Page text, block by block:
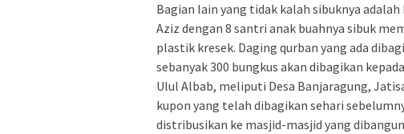
Bagian lain yang tidak kalah sibuknya
Aziz dengan 8 santri anak buahnya sibuk
plastik kresek. Daging qurban yang ada
sebanyak 300 bungkus akan dibagikan
Ulul Albab, meliputi Desa Banjaragung,
kupon yang telah dibagikan sehari
distribusikan ke masjid-masjid yang